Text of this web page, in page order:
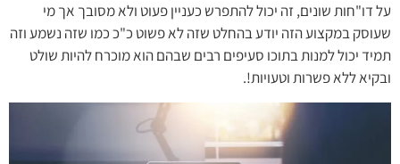
על דו"חות שונים, זה יכול להתפרש כעניין פעוט ולא מסובך אך מי
שעוסק במקצוע הזה יודע בהחלט שזה לא פשוט כ"כ כמו שזה נשמע וזה
תמיד יכול למנות בתוכו סעיפים רבים שבהם הוא מוכרח להיות שולט
ובקיא ללא פשרות וטעויות!.